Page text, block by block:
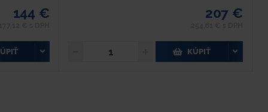
144 € 207 €
KÚPIŤ